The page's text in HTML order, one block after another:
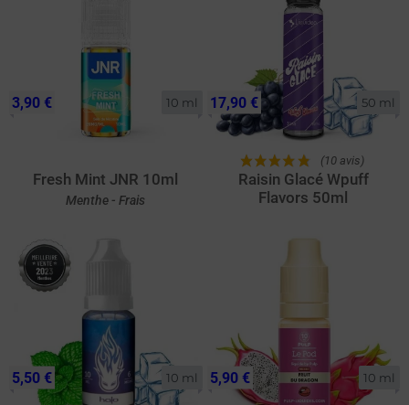
10 ml
Fresh Mint JNR 10ml
Menthe - Frais
3,90 € 50 ml
(10 avis)
Raisin Glacé Wpuff
Flavors 50ml
17,90 €
10 ml
5,50 € 10 ml
5,90 €